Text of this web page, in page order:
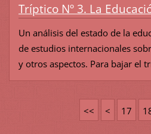
Tríptico Nº 3. La
Un análisis del estado de la
de estudios internacionales
y otros aspectos. Para bajar el
<< < 17